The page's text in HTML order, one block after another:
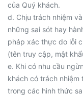
của Quý khách.
d. Chịu trách nhiệm
những sai sót hay
pháp xác thực do lỗi
(tên truy cập, mật
e. Khi có nhu cầu
khách có trách nhiệm
trong các hình thức